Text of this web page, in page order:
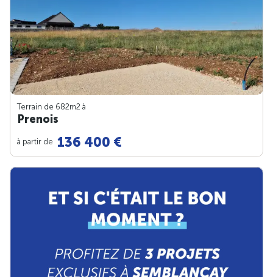
Terrain de 682m2 à
Prenois
à partir de 136 400 €